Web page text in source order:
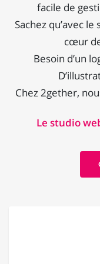
facile de
Sachez qu’avec
cœur
Besoin d’un
Chez 2gether,
Le studio